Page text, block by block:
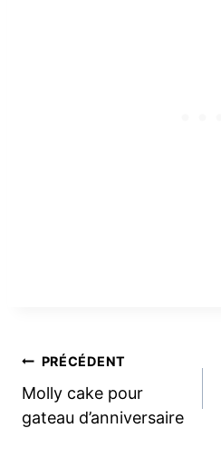
Navigation
de
PRÉCÉDENT
Molly cake pour
gateau d’anniversaire